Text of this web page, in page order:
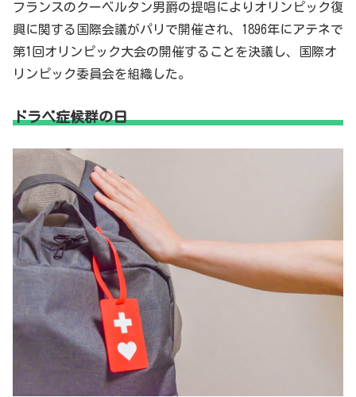
フランスのクーベルタン男爵の提唱によりオリンピック復
興に関する国際会議がパリで開催され、1896年にアテネで
第1回オリンピック大会の開催することを決議し、国際オ
リンピック委員会を組織した。
ドラベ症候群の日